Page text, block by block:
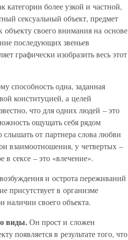
категории более узкой и частной,
сексуальный объект, предмет
своего внимания на основе
последующих звеньев
графически изобразить весь этот
способность одна, заданная
конституцией, а целей
что для одних людей – это
ощущать себя рядом
от партнера слова любви
взаимоотношения, у четвертых –
сексе – это «влечение».
и острота переживаний
присутствует в организме
наличии своего объекта.
виды.Он прост и сложен
появляется в результате того, что